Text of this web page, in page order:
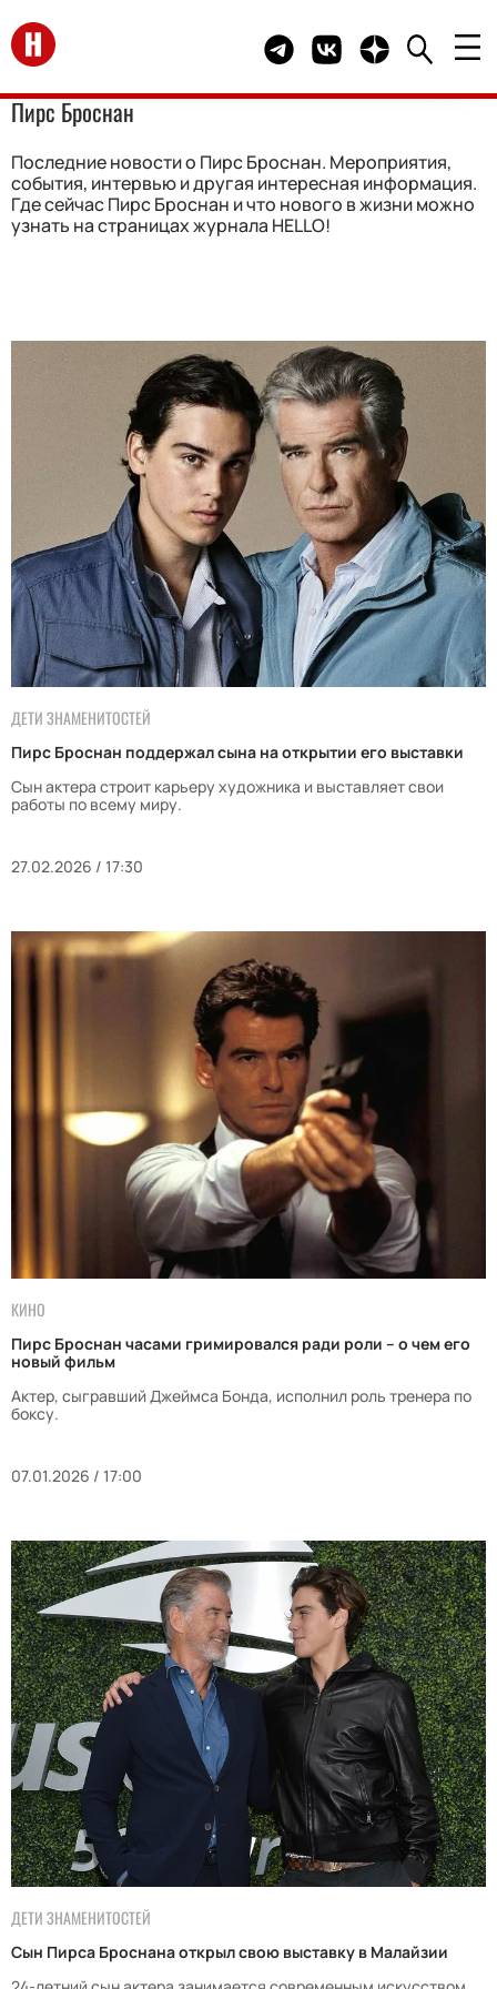
Перейти на главную Telegram канал HELLO
Группа HELLO
Канал HELLO в
Пирс Броснан
Последние новости о Пирс Броснан. Мероприятия,
события, интервью и другая интересная информация.
Где сейчас Пирс Броснан и что нового в жизни можно
узнать на страницах журнала HELLO!
ДЕТИ ЗНАМЕНИТОСТЕЙ
Пирс Броснан поддержал сына на открытии его выставки
Сын актера строит карьеру художника и выставляет свои
работы по всему миру.
27.02.2026 / 17:30
КИНО
Пирс Броснан часами гримировался ради роли – о чем его
новый фильм
Актер, сыгравший Джеймса Бонда, исполнил роль тренера по
боксу.
07.01.2026 / 17:00
ДЕТИ ЗНАМЕНИТОСТЕЙ
Сын Пирса Броснана открыл свою выставку в Малайзии